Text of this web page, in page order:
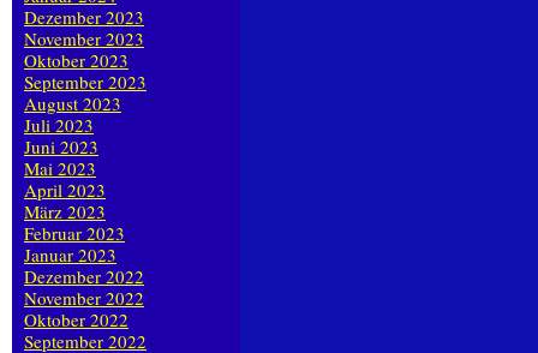
Dezember 2023
November 2023
Oktober 2023
September 2023
August 2023
Juli 2023
Juni 2023
Mai 2023
April 2023
März 2023
Februar 2023
Januar 2023
Dezember 2022
November 2022
Oktober 2022
September 2022